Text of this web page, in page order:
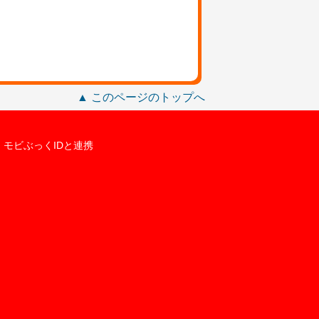
▲ このページのトップへ
モビぶっくIDと連携